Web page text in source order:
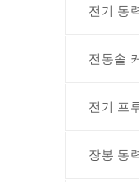
전기 동
전동솔
전기 프
장봉 동